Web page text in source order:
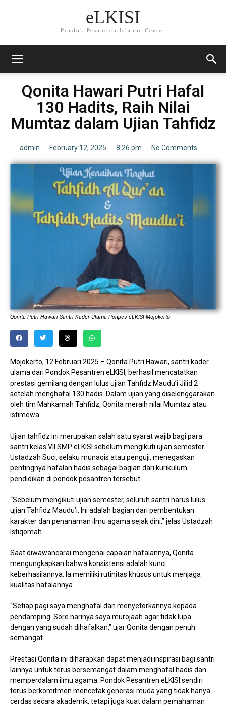
eLKISI
Pondok Pesantren Islamic Center
Qonita Hawari Putri Hafal
130 Hadits, Raih Nilai
Mumtaz dalam Ujian Tahfidz
admin February 12, 2025 8:26 pm No Comments
Qonita Putri Hawari Santri Kader Ulama Ponpes eLKISI Mojokerto
Mojokerto, 12 Februari 2025 – Qonita Putri Hawari, santri kader
ulama dari Pondok Pesantren eLKISI, berhasil mencatatkan
prestasi gemilang dengan lulus ujian Tahfidz Maudu’i Jilid 2
setelah menghafal 130 hadis. Dalam ujian yang diselenggarakan
oleh tim Mahkamah Tahfidz, Qonita meraih nilai Mumtaz atau
istimewa.
Ujian tahfidz ini merupakan salah satu syarat wajib bagi para
santri kelas VII SMP eLKISI sebelum mengikuti ujian semester.
Ustadzah Suci, selaku munaqis atau penguji, menegaskan
pentingnya hafalan hadis sebagai bagian dari kurikulum
pendidikan di pondok pesantren tersebut.
“Sebelum mengikuti ujian semester, seluruh santri harus lulus
ujian Tahfidz Maudu’i. Ini adalah bagian dari pembentukan
karakter dan penanaman ilmu agama sejak dini,” jelas Ustadzah
Istiqomah.
Saat diwawancarai mengenai capaian hafalannya, Qonita
mengungkapkan bahwa konsistensi adalah kunci
keberhasilannya. Ia memiliki rutinitas khusus untuk menjaga
kualitas hafalannya.
“Setiap pagi saya menghafal dan menyetorkannya kepada
pendamping. Sore harinya saya murojaah agar tidak lupa
dengan yang sudah dihafalkan,” ujar Qonita dengan penuh
semangat.
Prestasi Qonita ini diharapkan dapat menjadi inspirasi bagi santri
lainnya untuk terus bersemangat dalam menghafal hadis dan
memperdalam ilmu agama. Pondok Pesantren eLKISI sendiri
terus berkomitmen mencetak generasi muda yang tidak hanya
cerdas secara akademik, tetapi juga kuat dalam pemahaman